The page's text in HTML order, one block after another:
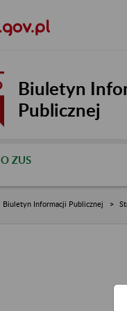
Biuletyn
Publicznej
O ZUS
Biuletyn Informacji Publicznej